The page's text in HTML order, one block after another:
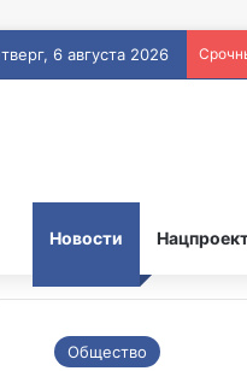
6 августа 2026
Новости
Общество